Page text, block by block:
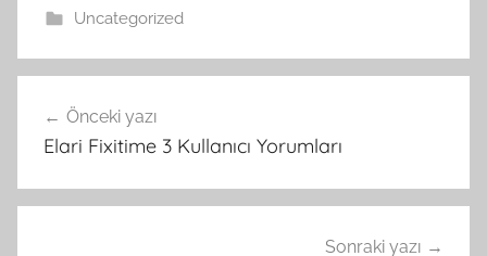
Uncategorized
gezinmesi
Önceki yazı
Elari Fixitime 3 Kullanıcı Yorumları
Sonraki yazı